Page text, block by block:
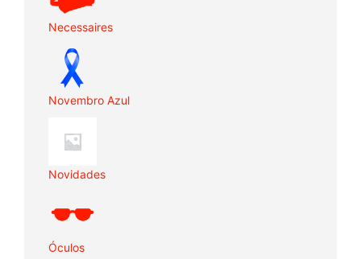
Necessaires
Novembro Azul
Novidades
Óculos